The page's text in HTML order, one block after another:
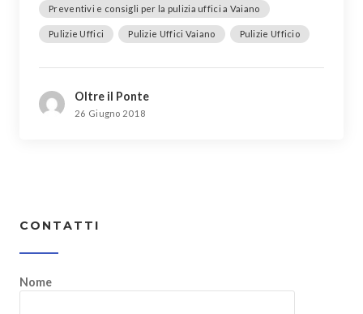
Preventivi e consigli per la pulizia uffici a Vaiano
Pulizie Uffici Pulizie Uffici Vaiano Pulizie Ufficio
Oltre il Ponte
26 Giugno 2018
CONTATTI
Nome